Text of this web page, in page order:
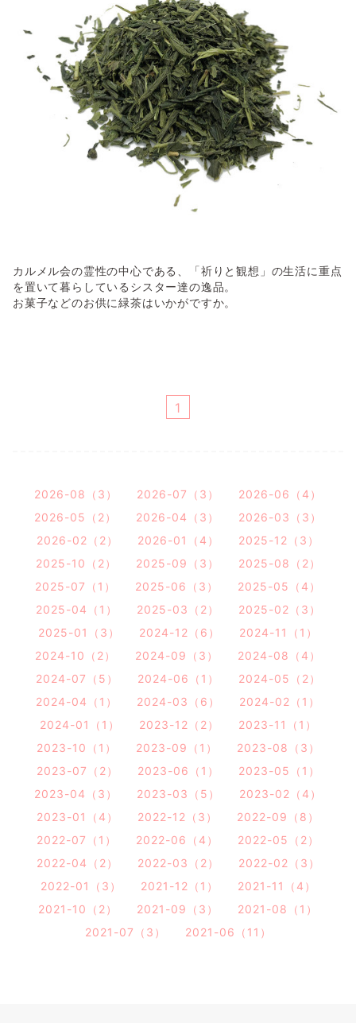
カルメル会の霊性の中心である、「祈りと観想」の生活に重点
を置いて暮らしているシスター達の逸品。
お菓子などのお供に緑茶はいかがですか。
1
2026-08（3） 2026-07（3）
2026-06（4）
2026-05（2）
2026-04（3）
2026-03（3）
2026-02（2）
2026-01（4）
2025-12（3）
2025-10（2）
2025-09（3）
2025-08（2）
2025-07（1）
2025-06（3）
2025-05（4）
2025-04（1）
2025-03（2）
2025-02（3）
2025-01（3）
2024-12（6）
2024-11（1）
2024-10（2）
2024-09（3）
2024-08（4）
2024-07（5）
2024-06（1）
2024-05（2）
2024-04（1）
2024-03（6）
2024-02（1）
2024-01（1）
2023-12（2）
2023-11（1）
2023-10（1）
2023-09（1）
2023-08（3）
2023-07（2）
2023-06（1）
2023-05（1）
2023-04（3）
2023-03（5）
2023-02（4）
2023-01（4）
2022-12（3）
2022-09（8）
2022-07（1）
2022-06（4）
2022-05（2）
2022-04（2）
2022-03（2）
2022-02（3）
2022-01（3）
2021-12（1）
2021-11（4）
2021-10（2）
2021-09（3）
2021-08（1）
2021-07（3）
2021-06（11）